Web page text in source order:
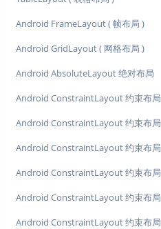
Android FrameLayout ( 帧布局 )
Android GridLayout ( 网格布局 )
Android AbsoluteLayout 绝对布局
Android ConstraintLayout 约束布局
Android ConstraintLayout 约束布局
Android ConstraintLayout 约束布局
Android ConstraintLayout 约束布局
Android ConstraintLayout 约束布局
Android ConstraintLayout 约束布局